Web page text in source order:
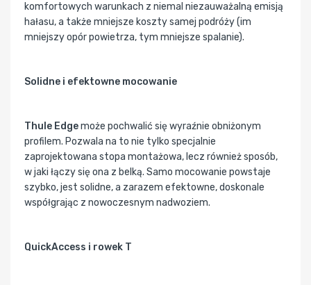
komfortowych warunkach z niemal niezauważalną emisją
hałasu, a także mniejsze koszty samej podróży (im
mniejszy opór powietrza, tym mniejsze spalanie).
Solidne i efektowne mocowanie
Thule Edgemoże pochwalić się wyraźnie obniżonym
profilem. Pozwala na to nie tylko specjalnie
zaprojektowana stopa montażowa, lecz również sposób,
w jaki łączy się ona z belką. Samo mocowanie powstaje
szybko, jest solidne, a zarazem efektowne, doskonale
współgrając z nowoczesnym nadwoziem.
QuickAccess i rowek T